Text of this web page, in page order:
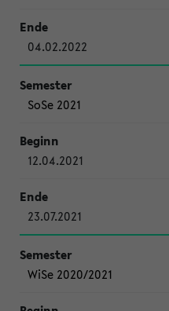
04.02.2022
SoSe 2021
12.04.2021
23.07.2021
WiSe 2020/2021